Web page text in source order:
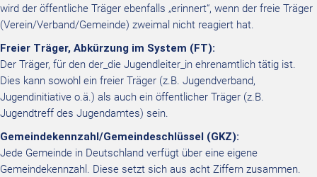
wird der öffentliche Träger ebenfalls „erinnert“, wenn der freie Träger
(Verein/Verband/Gemeinde) zweimal nicht reagiert hat.
Freier Träger, Abkürzung im System (FT):
Der Träger, für den der_die Jugendleiter_in ehrenamtlich tätig ist.
Dies kann sowohl ein freier Träger (z.B. Jugendverband,
Jugendinitiative o.ä.) als auch ein öffentlicher Träger (z.B.
Jugendtreff des Jugendamtes) sein.
Gemeindekennzahl/Gemeindeschlüssel (GKZ):
Jede Gemeinde in Deutschland verfügt über eine eigene
Gemeindekennzahl. Diese setzt sich aus acht Ziffern zusammen.